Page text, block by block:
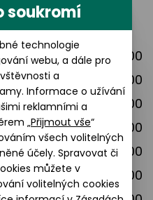
09:00-21:00
09:00-21:00
09:00-21:00
09:00-21:00
09:00-21:00
09:00-21:00
soukromí
technologie
webu, a dále pro
a
Informace o užívání
reklamními a
„Přijmout vše“
všech volitelných
účely. Spravovat či
můžete v
volitelných cookies